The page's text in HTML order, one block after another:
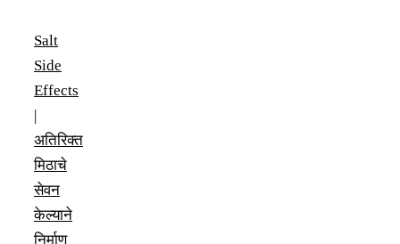
Salt
Side
Effects
|
अतिरिक्त
मिठाचे
सेवन
केल्याने
निर्माण